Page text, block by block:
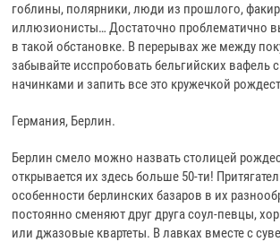
гоблины, полярники, люди из прошлого,
иллюзионисты… Достаточно проблематично
в такой обстановке. В перерывах же между
забывайте исспробовать бельгийских вафель
начинками и запить все это кружечкой
Германия, Берлин.
Берлин смело можно назвать столицей
открывается их здесь больше 50-ти!
особенности берлинских базаров в их
постоянно сменяют друг друга соул-певцы,
или джазовые квартеты. В лавках вместе с